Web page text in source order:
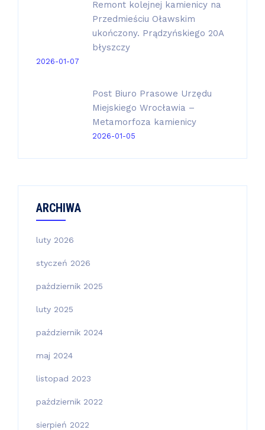
Remont kolejnej kamienicy na
Przedmieściu Oławskim
ukończony. Prądzyńskiego 20A
błyszczy
2026-01-07
Post Biuro Prasowe Urzędu
Miejskiego Wrocławia –
Metamorfoza kamienicy
2026-01-05
ARCHIWA
luty 2026
styczeń 2026
październik 2025
luty 2025
październik 2024
maj 2024
listopad 2023
październik 2022
sierpień 2022